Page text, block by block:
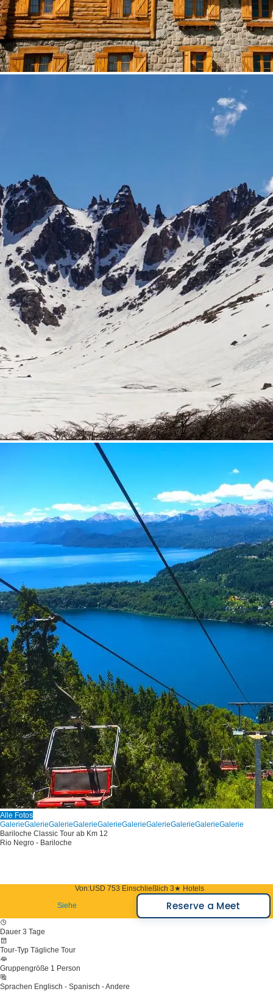
Alle Fotos
GalerieGalerieGalerieGalerieGalerieGalerieGalerieGalerieGalerieGalerie
Bariloche Classic Tour ab Km 12
Rio Negro - Bariloche
Von:USD 753 Einschließlich 3★ Hotels
Siehe
Reserve a Meet
Dauer 3 Tage
Tour-Typ Tägliche Tour
Gruppengröße 1 Person
Sprachen Englisch - Spanisch - Andere